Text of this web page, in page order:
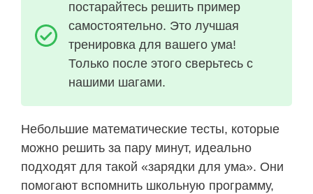
постарайтесь решить пример
самостоятельно. Это лучшая
тренировка для вашего ума!
Только после этого сверьтесь с
нашими шагами.
Небольшие математические тесты, которые
можно решить за пару минут, идеально
подходят для такой «зарядки для ума». Они
помогают вспомнить школьную программу,